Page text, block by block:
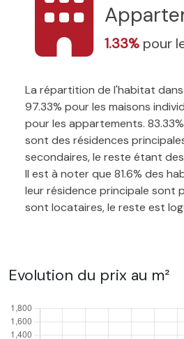
1.33% pour
La répartition de l'habitat
97.33% pour les maisons
pour les appartements.
sont des résidences
secondaires, le reste étant
Il est à noter que 81.6% des
leur résidence principale sont
sont locataires, le reste est
Evolution du prix au m²